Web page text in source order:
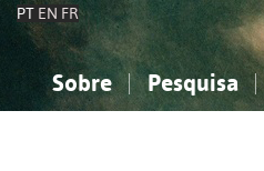
PT EN FR
Sobre Pesquisa